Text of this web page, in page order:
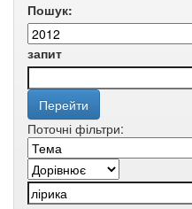
Пошук:
запит
Поточні фільтри: